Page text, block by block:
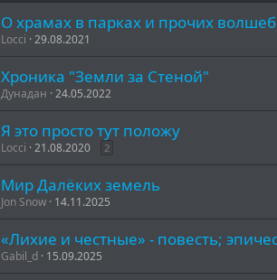
О храмах в парках и прочих
Locci 29.08.2021
Хроника "Земли за Стеной"
Дунадан 24.05.2022
Я это просто тут положу
Locci 21.08.2020 2
Мир Далёких земель
Jon Snow 14.11.2025
«Лихие и честные» - повесть;
Gabil_d 15.09.2025